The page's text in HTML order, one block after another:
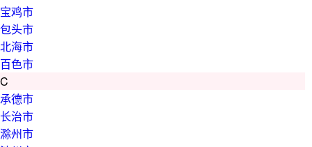
宝鸡市
包头市
北海市
百色市
C
承德市
长治市
滁州市